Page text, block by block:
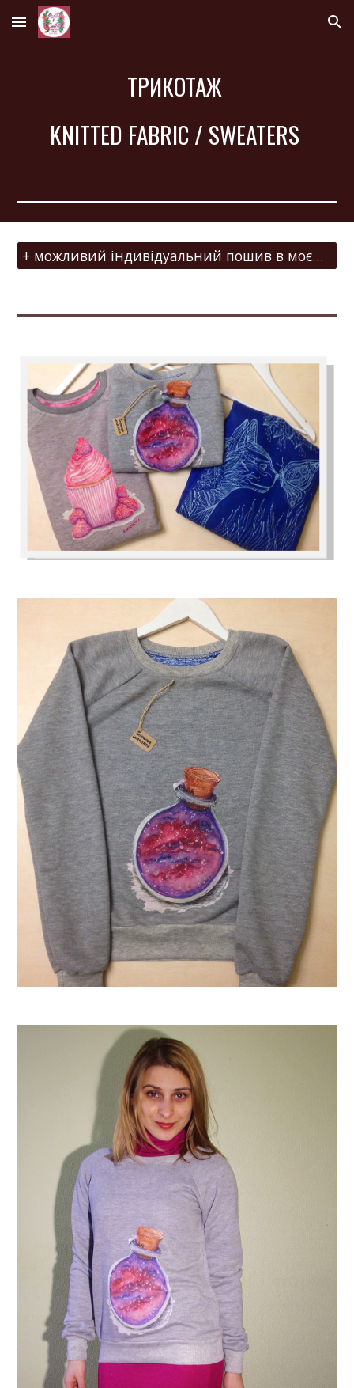
Skip to main content Skip to navigation
ТРИКОТАЖ
KNITTED FABRIC / SWEATERS
+ можливий індивідуальний пошив в моєму міні ательє ~ Paint&Craft Atelier